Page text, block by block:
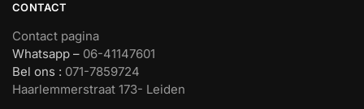
CONTACT
Contact pagina
Whatsapp – 06-41147601
Bel ons : 071-7859724
Haarlemmerstraat 173- Leiden